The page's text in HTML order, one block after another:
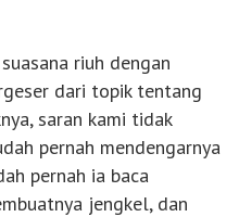
riuh dengan
dari topik tentang
saran kami tidak
pernah mendengarnya
pernah ia baca
jengkel, dan